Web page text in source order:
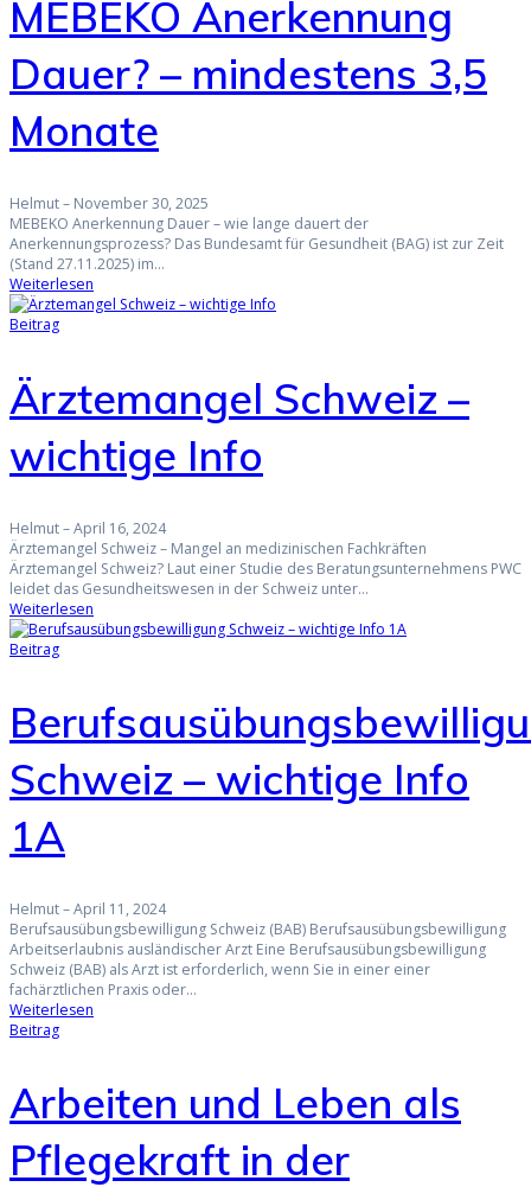
MEBEKO Anerkennung
Dauer? – mindestens 3,5
Monate
Helmut– November 30, 2025
MEBEKO Anerkennung Dauer – wie lange dauert der
Anerkennungsprozess? Das Bundesamt für Gesundheit (BAG) ist zur Zeit
(Stand 27.11.2025) im…
Weiterlesen
Beitrag
Ärztemangel Schweiz –
wichtige Info
Helmut–April 16, 2024
Ärztemangel Schweiz – Mangel an medizinischen Fachkräften
Ärztemangel Schweiz? Laut einer Studie des Beratungsunternehmens PWC
leidet das Gesundheitswesen in der Schweiz unter…
Weiterlesen
Beitrag
Schweiz – wichtige Info
1A
Helmut–April 11, 2024
Berufsausübungsbewilligung Schweiz (BAB) Berufsausübungsbewilligung
Arbeitserlaubnis ausländischer Arzt Eine Berufsausübungsbewilligung
Schweiz (BAB) als Arzt ist erforderlich, wenn Sie in einer einer
fachärztlichen Praxis oder…
Weiterlesen
Beitrag
Arbeiten und Leben als
Pflegekraft in der